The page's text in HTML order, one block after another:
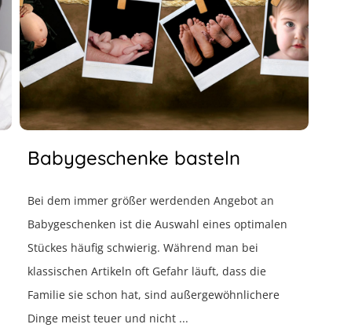
Babygeschenke basteln
Bei dem immer größer werdenden Angebot an
Babygeschenken ist die Auswahl eines optimalen
Stückes häufig schwierig. Während man bei
klassischen Artikeln oft Gefahr läuft, dass die
Familie sie schon hat, sind außergewöhnlichere
Dinge meist teuer und nicht ...